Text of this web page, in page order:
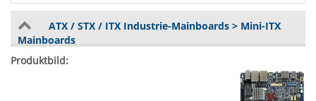
4 x Seriell I/O
Digital I/O (8-Bit)
1 x PCIe x16
DC Wide range 12~24V
ATX / STX / ITX Industrie-Mainboards > Mini-ITX
Mainboards